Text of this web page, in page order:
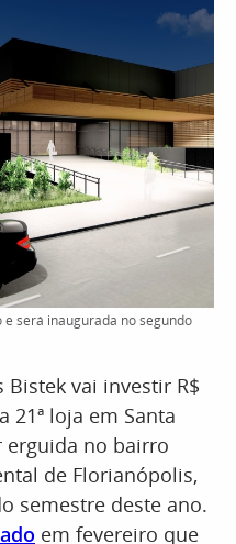
será inaugurada no segundo
vai investir R$
21ª loja em Santa
erguida no bairro
de Florianópolis,
semestre deste ano.
em fevereiro que